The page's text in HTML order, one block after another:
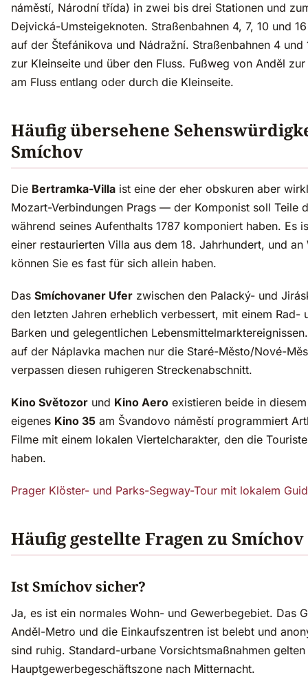
náměstí, Národní třída) in zwei bis drei Stationen und
Dejvická-Umsteigeknoten. Straßenbahnen 4, 7, 10 und
auf der Štefánikova und Nádražní. Straßenbahnen 4
zur Kleinseite und über den Fluss. Fußweg von Anděl
am Fluss entlang oder durch die Kleinseite.
Häufig übersehene
Smíchov
Die Bertramka-Villa ist eine der eher obskuren aber
Mozart-Verbindungen Prags — der Komponist soll Teile
während seines Aufenthalts 1787 komponiert haben. Es
einer restaurierten Villa aus dem 18. Jahrhundert, und
können Sie es fast für sich allein haben.
Das Smíchovaner Ufer zwischen den Palacký- und
den letzten Jahren erheblich verbessert, mit einem Rad-
Barken und gelegentlichen
auf der Náplavka machen nur die Staré-Město/Nové-
verpassen diesen ruhigeren Streckenabschnitt.
Kino Světozor und Kino Aero existieren beide in
eigenes Kino 35 am Švandovo náměstí programmiert
Filme mit einem lokalen Viertelcharakter, den die
haben.
Prager Klöster- und Parks-Segway-Tour mit lokalem
Häufig gestellte Fragen zu Smíchov
Ist Smíchov sicher?
Ja, es ist ein normales Wohn- und Gewerbegebiet. Das
Anděl-Metro und die Einkaufszentren ist belebt und
sind ruhig. Standard-urbane Vorsichtsmaßnahmen
Hauptgewerbegeschäftszone nach Mitternacht.